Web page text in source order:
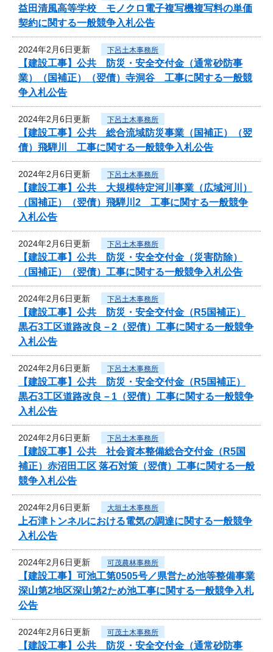
益田清風高等学校 モノクロ電子複写機複写料の単価
契約に関する一般競争入札公告
2024年2月6日更新 下呂土木事務所
【建設工事】公共 防災・安全交付金（通常砂防事
業）（国補正）（翌債）寺洞谷 工事に関する一般競
争入札公告
2024年2月6日更新 下呂土木事務所
【建設工事】公共 総合流域防災事業（国補正）（翌
債）飛騨川 工事に関する一般競争入札公告
2024年2月6日更新 下呂土木事務所
【建設工事】公共 大規模特定河川事業（広域河川）
（国補正）（翌債）飛騨川2 工事に関する一般競争
入札公告
2024年2月6日更新 下呂土木事務所
【建設工事】公共 防災・安全交付金（災害防除）
（国補正）（翌債）工事に関する一般競争入札公告
2024年2月6日更新 下呂土木事務所
【建設工事】公共 防災・安全交付金（R5国補正）
黒石3工区道路改良－2（翌債）工事に関する一般競争
入札公告
2024年2月6日更新 下呂土木事務所
【建設工事】公共 防災・安全交付金（R5国補正）
黒石3工区道路改良－1（翌債）工事に関する一般競争
入札公告
2024年2月6日更新 下呂土木事務所
【建設工事】公共 社会資本整備総合交付金（R5国
補正）赤沼田工区 落石対策（翌債）工事に関する一般
競争入札公告
2024年2月6日更新 大垣土木事務所
上石津トンネルにおける電気の調達に関する一般競争
入札公告
2024年2月6日更新 可茂農林事務所
【建設工事】可池工第0505号／県営ため池等整備事業
深山第2地区深山第2ため池工事に関する一般競争入札
公告
2024年2月6日更新 可茂土木事務所
【建設工事】公共 防災・安全交付金（通常砂防事